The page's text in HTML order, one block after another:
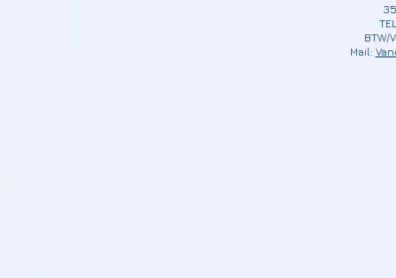
BTW/
Mail: